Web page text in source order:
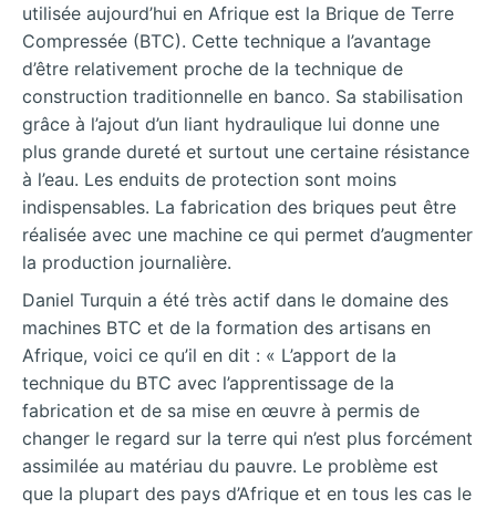
utilisée aujourd’hui en Afrique est la Brique de Terre
Compressée (BTC). Cette technique a l’avantage
d’être relativement proche de la technique de
construction traditionnelle en banco. Sa stabilisation
grâce à l’ajout d’un liant hydraulique lui donne une
plus grande dureté et surtout une certaine résistance
à l’eau. Les enduits de protection sont moins
indispensables. La fabrication des briques peut être
réalisée avec une machine ce qui permet d’augmenter
la production journalière.
Daniel Turquin a été très actif dans le domaine des
machines BTC et de la formation des artisans en
Afrique, voici ce qu’il en dit : « L’apport de la
technique du BTC avec l’apprentissage de la
fabrication et de sa mise en œuvre à permis de
changer le regard sur la terre qui n’est plus forcément
assimilée au matériau du pauvre. Le problème est
que la plupart des pays d’Afrique et en tous les cas le